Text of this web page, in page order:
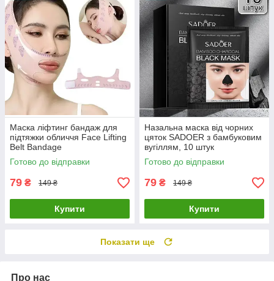
Маска ліфтинг бандаж для
підтяжки обличчя Face Lifting
Belt Bandage
Готово до відправки
79 ₴ 149 ₴
Купити
Назальна маска від чорних
цяток SADOER з бамбуковим
вугіллям, 10 штук
Готово до відправки
79 ₴ 149 ₴
Купити
Показати ще
Про нас